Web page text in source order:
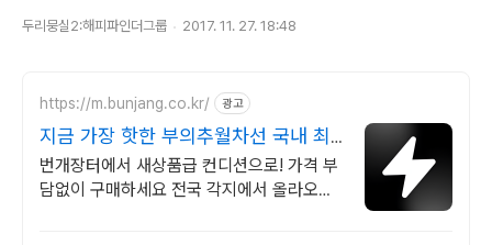
두리뭉실2:해피파인더그룹 2017. 11. 27. 18:48
https://m.bunjang.co.kr/ 광고
지금 가장 핫한 부의추월차선 국내 최
대 브랜드 중고거래
번개장터에서 새상품급 컨디션으로! 가격 부
담없이 구매하세요 전국 각지에서 올라오는